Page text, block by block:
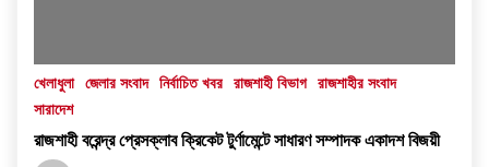
খেলাধুলা জেলার সংবাদ নির্বাচিত খবর রাজশাহী বিভাগ
রাজশাহীর সংবাদ
সারাদেশ
রাজশাহী বরেন্দ্র প্রেসক্লাব ক্রিকেট টুর্ণামেন্টে সাধারণ সম্পাদক একাদশ বিজয়ী